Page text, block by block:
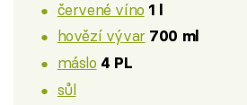
červené víno 1 l
hovězí vývar 700 ml
máslo 4 PL
sůl